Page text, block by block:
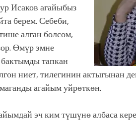
Исаков агайыбыз
берем. Себеби,
алган болсом,
Өмүр эмне
тапкан
ниет, тилегинин актыгынан
агайым уйрөткөн.
эч ким түшүнө албаса